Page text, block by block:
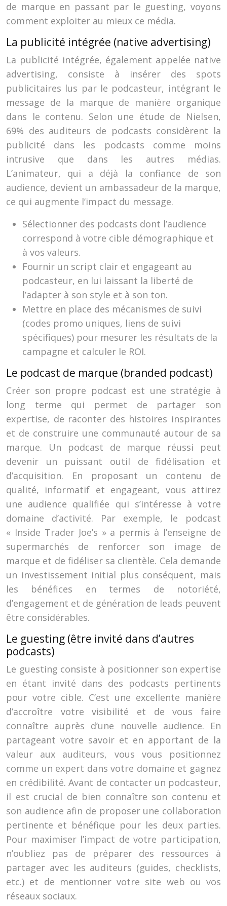
de marque en passant par le guesting, voyons
comment exploiter au mieux ce média.
La publicité intégrée (native advertising)
La publicité intégrée, également appelée native
advertising, consiste à insérer des spots
publicitaires lus par le podcasteur, intégrant le
message de la marque de manière organique
dans le contenu. Selon une étude de Nielsen,
69% des auditeurs de podcasts considèrent la
publicité dans les podcasts comme moins
intrusive que dans les autres médias.
L’animateur, qui a déjà la confiance de son
audience, devient un ambassadeur de la marque,
ce qui augmente l’impact du message.
Sélectionner des podcasts dont l’audience
correspond à votre cible démographique et
à vos valeurs.
Fournir un script clair et engageant au
podcasteur, en lui laissant la liberté de
l’adapter à son style et à son ton.
Mettre en place des mécanismes de suivi
(codes promo uniques, liens de suivi
spécifiques) pour mesurer les résultats de la
campagne et calculer le ROI.
Le podcast de marque (branded podcast)
Créer son propre podcast est une stratégie à
long terme qui permet de partager son
expertise, de raconter des histoires inspirantes
et de construire une communauté autour de sa
marque. Un podcast de marque réussi peut
devenir un puissant outil de fidélisation et
d’acquisition. En proposant un contenu de
qualité, informatif et engageant, vous attirez
une audience qualifiée qui s’intéresse à votre
domaine d’activité. Par exemple, le podcast
« Inside Trader Joe’s » a permis à l’enseigne de
supermarchés de renforcer son image de
marque et de fidéliser sa clientèle. Cela demande
un investissement initial plus conséquent, mais
les bénéfices en termes de notoriété,
d’engagement et de génération de leads peuvent
être considérables.
Le guesting (être invité dans d’autres
podcasts)
Le guesting consiste à positionner son expertise
en étant invité dans des podcasts pertinents
pour votre cible. C’est une excellente manière
d’accroître votre visibilité et de vous faire
connaître auprès d’une nouvelle audience. En
partageant votre savoir et en apportant de la
valeur aux auditeurs, vous vous positionnez
comme un expert dans votre domaine et gagnez
en crédibilité. Avant de contacter un podcasteur,
il est crucial de bien connaître son contenu et
son audience afin de proposer une collaboration
pertinente et bénéfique pour les deux parties.
Pour maximiser l’impact de votre participation,
n’oubliez pas de préparer des ressources à
partager avec les auditeurs (guides, checklists,
etc.) et de mentionner votre site web ou vos
réseaux sociaux.